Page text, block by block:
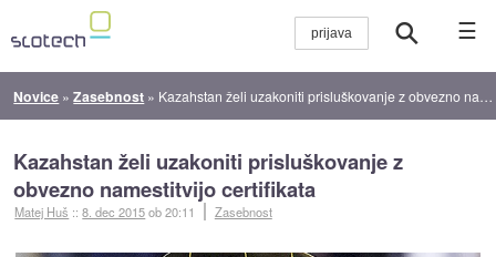
☰
Novice »Zasebnost » Kazahstan želi uzakoniti prisluškovanje z obvezno namestitvijo certifikata
Kazahstan želi uzakoniti prisluškovanje z
obvezno namestitvijo certifikata
Matej Huš ::8. dec 2015ob 20:11 Zasebnost